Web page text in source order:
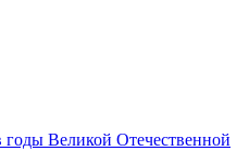
годы Великой Отечественной